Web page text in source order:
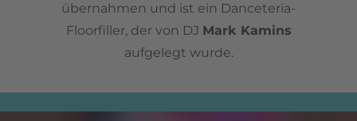
übernahmen und ist ein Danceteria-
Floorfiller, der von DJ Mark Kamins
aufgelegt wurde.